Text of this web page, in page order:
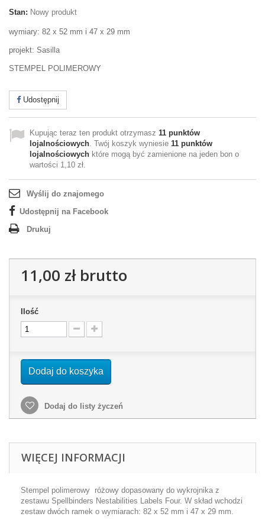
Stan: Nowy produkt
wymiary: 82 x 52 mm i 47 x 29 mm
projekt: Sasilla
STEMPEL POLIMEROWY
Udostępnij
Kupując teraz ten produkt otrzymasz 11 punktów
lojalnościowych. Twój koszyk wyniesie 11 punktów
lojalnościowych które mogą być zamienione na jeden bon o
wartości 1,10 zł.
Wyślij do znajomego
Udostępnij na Facebook
Drukuj
11,00 złbrutto
Ilość
Dodaj do koszyka
Dodaj do listy życzeń
WIĘCEJ INFORMACJI
Stempel polimerowy różowy dopasowany do wykrojnika z
zestawu Spellbinders Nestabilities Labels Four. W skład wchodzi
zestaw dwóch ramek o wymiarach: 82 x 52 mm i 47 x 29 mm.